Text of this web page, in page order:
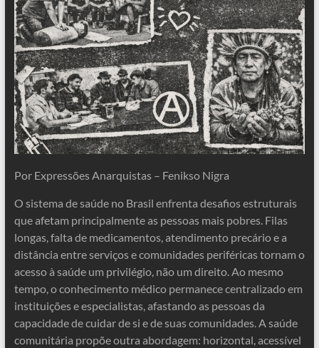
Por Expressões Anarquistas – Fenikso Nigra
O sistema de saúde no Brasil enfrenta desafios estruturais
que afetam principalmente as pessoas mais pobres. Filas
longas, falta de medicamentos, atendimento precário e a
distância entre serviços e comunidades periféricas tornam o
acesso à saúde um privilégio, não um direito. Ao mesmo
tempo, o conhecimento médico permanece centralizado em
instituições e especialistas, afastando as pessoas da
capacidade de cuidar de si e de suas comunidades. A saúde
comunitária propõe outra abordagem: horizontal, acessível